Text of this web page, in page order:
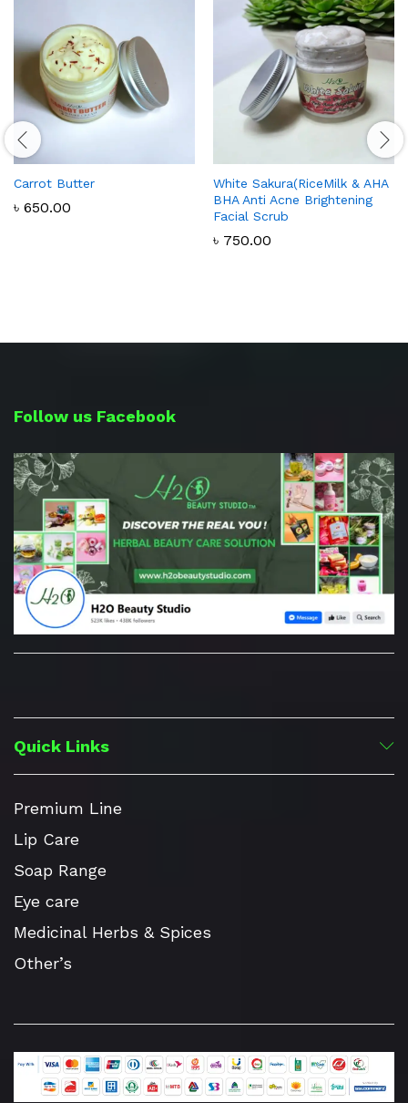
Carrot Butter
৳ 650.00
White Sakura(RiceMilk & AHA
BHA Anti Acne Brightening
Facial Scrub
৳ 750.00
Follow us Facebook
Quick Links
Premium Line
Lip Care
Soap Range
Eye care
Medicinal Herbs & Spices
Other’s